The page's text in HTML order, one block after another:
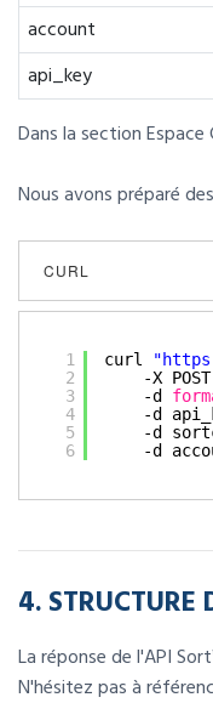
account
api_key
Dans la section
Nous avons préparé
CURL
1
2
3
4
5
6
curl "
-X
-d
-d
-d
-d
4. STRUCTURE
La réponse de l'API
N'hésitez pas à